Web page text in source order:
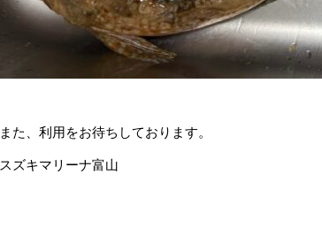
また、利用をお待ちしております。
スズキマリーナ富山